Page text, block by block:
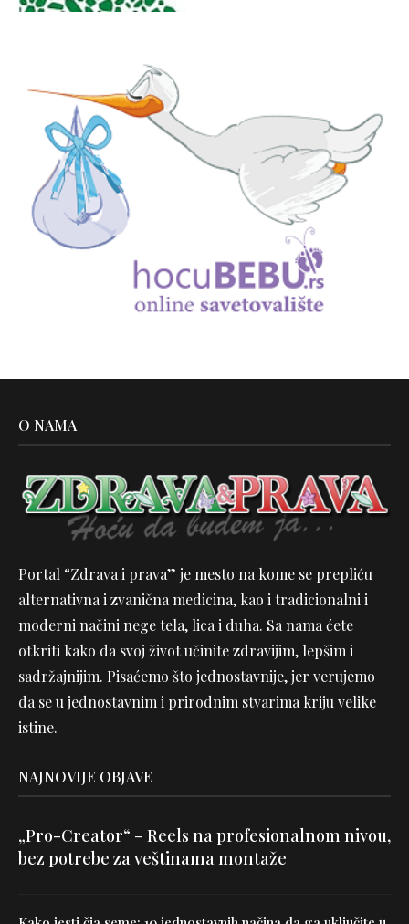
O NAMA
Portal “Zdrava i prava” je mesto na kome se prepliću
alternativna i zvanična medicina, kao i tradicionalni i
moderni načini nege tela, lica i duha. Sa nama ćete
otkriti kako da svoj život učinite zdravijim, lepšim i
sadržajnijim. Pisaćemo što jednostavnije, jer verujemo
da se u jednostavnim i prirodnim stvarima kriju velike
istine.
NAJNOVIJE OBJAVE
„Pro-Creator“ – Reels na profesionalnom nivou,
bez potrebe za veštinama montaže